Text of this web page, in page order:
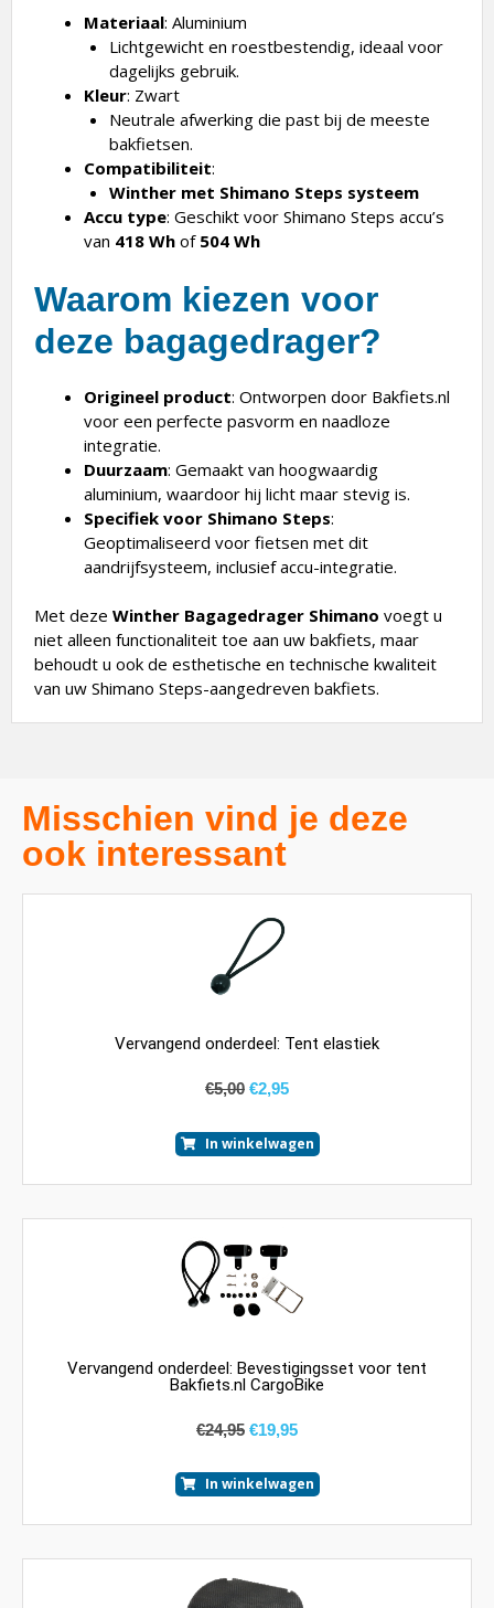
Materiaal: Aluminium
Lichtgewicht en roestbestendig, ideaal voor
dagelijks gebruik.
Kleur: Zwart
Neutrale afwerking die past bij de meeste
bakfietsen.
Compatibiliteit:
Winther met Shimano Steps systeem
Accu type: Geschikt voor Shimano Steps accu’s
van 418 Wh of 504 Wh
Waarom kiezen voor
deze bagagedrager?
Origineel product: Ontworpen door Bakfiets.nl
voor een perfecte pasvorm en naadloze
integratie.
Duurzaam: Gemaakt van hoogwaardig
aluminium, waardoor hij licht maar stevig is.
Specifiek voor Shimano Steps:
Geoptimaliseerd voor fietsen met dit
aandrijfsysteem, inclusief accu-integratie.
Met deze Winther Bagagedrager Shimano voegt u
niet alleen functionaliteit toe aan uw bakfiets, maar
behoudt u ook de esthetische en technische kwaliteit
van uw Shimano Steps-aangedreven bakfiets.
Misschien vind je deze
ook interessant
Vervangend onderdeel: Tent elastiek
€5,00 €2,95
In winkelwagen
Vervangend onderdeel: Bevestigingsset voor tent
Bakfiets.nl CargoBike
€24,95 €19,95
In winkelwagen